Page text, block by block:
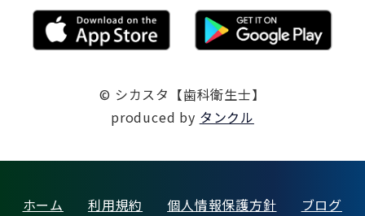
© シカスタ【歯科衛生士】
produced by タンクル
ホーム 利用規約 個人情報保護方針 ブログ